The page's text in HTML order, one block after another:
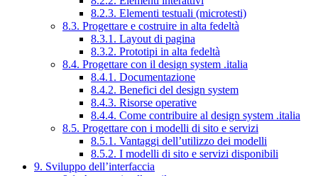
8.2.3. Elementi testuali (microtesti)
8.3. Progettare e costruire in alta fedeltà
8.3.1. Layout di pagina
8.3.2. Prototipi in alta fedeltà
8.4. Progettare con il design system .italia
8.4.1. Documentazione
8.4.2. Benefici del design system
8.4.3. Risorse operative
8.4.4. Come contribuire al design system .italia
8.5. Progettare con i modelli di sito e servizi
8.5.1. Vantaggi dell’utilizzo dei modelli
8.5.2. I modelli di sito e servizi disponibili
9. Sviluppo dell’interfaccia